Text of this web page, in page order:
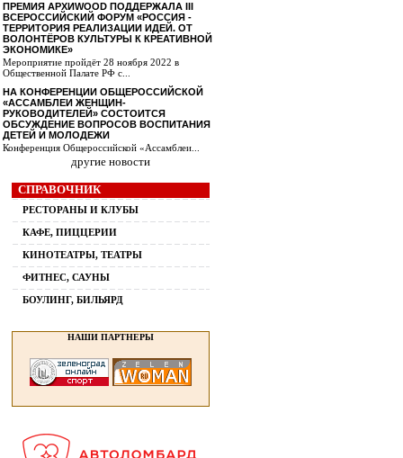
ПРЕМИЯ АРХИWOOD ПОДДЕРЖАЛА III
ВСЕРОССИЙСКИЙ ФОРУМ «РОССИЯ -
ТЕРРИТОРИЯ РЕАЛИЗАЦИИ ИДЕЙ. ОТ
ВОЛОНТЁРОВ КУЛЬТУРЫ К КРЕАТИВНОЙ
ЭКОНОМИКЕ»
Мероприятие пройдёт 28 ноября 2022 в
Общественной Палате РФ с...
НА КОНФЕРЕНЦИИ ОБЩЕРОССИЙСКОЙ
«АССАМБЛЕИ ЖЕНЩИН-
РУКОВОДИТЕЛЕЙ» СОСТОИТСЯ
ОБСУЖДЕНИЕ ВОПРОСОВ ВОСПИТАНИЯ
ДЕТЕЙ И МОЛОДЕЖИ
Конференция Общероссийской «Ассамблеи...
другие новости
СПРАВОЧНИК
РЕСТОРАНЫ И КЛУБЫ
КАФЕ, ПИЦЦЕРИИ
КИНОТЕАТРЫ, ТЕАТРЫ
ФИТНЕС, САУНЫ
БОУЛИНГ, БИЛЬЯРД
НАШИ ПАРТНЕРЫ